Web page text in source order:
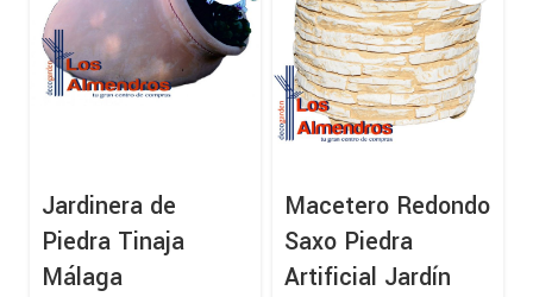
Jardinera de
Piedra Tinaja
Málaga
Macetero Redondo
Saxo Piedra
Artificial Jardín